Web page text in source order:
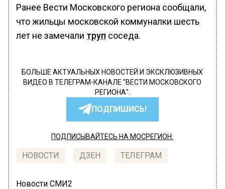
Ранее Вести Московского региона сообщали,
что жильцы московской коммуналки шесть
лет не замечали труп соседа.
БОЛЬШЕ АКТУАЛЬНЫХ НОВОСТЕЙ И ЭКСКЛЮЗИВНЫХ
ВИДЕО В ТЕЛЕГРАМ-КАНАЛЕ "ВЕСТИ МОСКОВСКОГО
РЕГИОНА".
ПОДПИШИСЬ!
ПОДПИСЫВАЙТЕСЬ НА МОСРЕГИОН:
НОВОСТИ ДЗЕН ТЕЛЕГРАМ
Новости СМИ2